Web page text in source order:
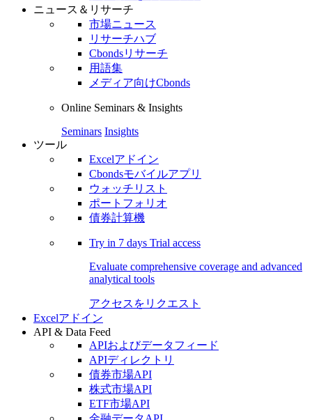
ニュース＆リサーチ
市場ニュース
リサーチハブ
Cbondsリサーチ
用語集
メディア向けCbonds
Online Seminars & Insights
Seminars Insights
ツール
Excelアドイン
Cbondsモバイルアプリ
ウォッチリスト
ポートフォリオ
債券計算機
Try in 7 days Trial access
Evaluate comprehensive coverage and advanced
analytical tools
アクセスをリクエスト
Excelアドイン
API & Data Feed
APIおよびデータフィード
APIディレクトリ
債券市場API
株式市場API
ETF市場API